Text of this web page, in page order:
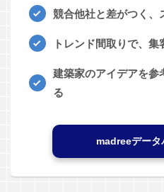
競合他社と差がつく、
トレンド間取りで、集
建築家のアイデアを参
る
madreeデータ